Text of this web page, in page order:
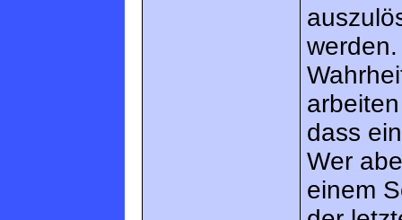
dass
Wer
einem